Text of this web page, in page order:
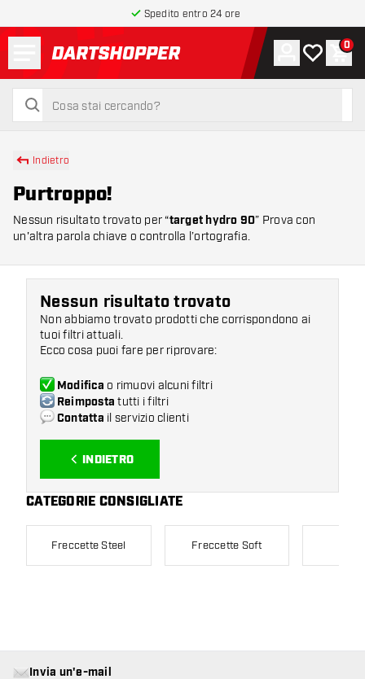
Spedito entro 24 ore
torna alla home page
cerca
cerca
Account
La mia0
Indietro
Purtroppo!
Nessun risultato trovato per “target hydro 90” Prova con
un'altra parola chiave o controlla l’ortografia.
Nessun risultato trovato
Non abbiamo trovato prodotti che corrispondono ai
tuoi filtri attuali.
Ecco cosa puoi fare per riprovare:
Modifica o rimuovi alcuni filtri
Reimposta tutti i filtri
Contatta il servizio clienti
INDIETRO
CATEGORIE CONSIGLIATE
Freccette Steel Freccette Soft
Invia un'e-mail